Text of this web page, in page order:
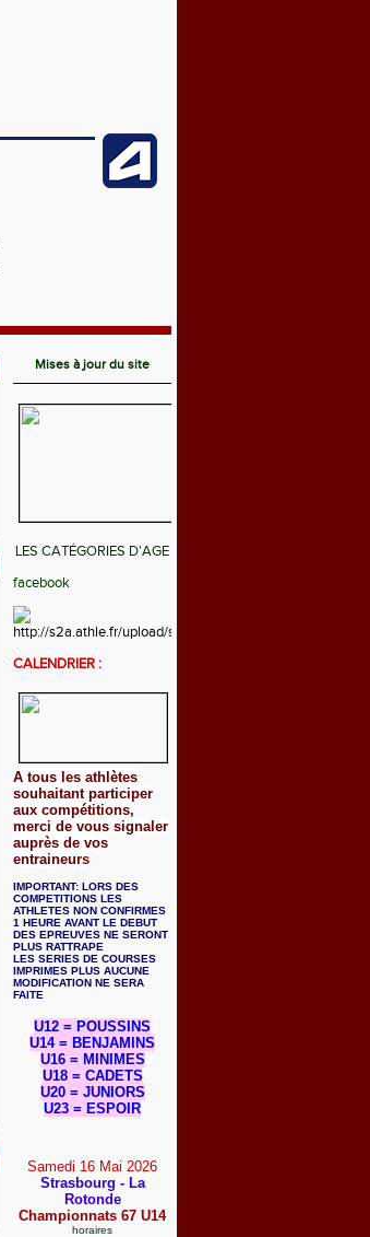
Mises à jour du site
LES CATÉGORIES D'AGE
facebook
CALENDRIER :
A tous les athlètes
souhaitant participer
aux compétitions,
merci de vous signaler
auprès de vos
entraineurs
IMPORTANT: LORS DES
COMPETITIONS LES
ATHLETES NON CONFIRMES
1 HEURE AVANT LE DEBUT
DES EPREUVES NE SERONT
PLUS RATTRAPE
LES SERIES DE COURSES
IMPRIMES PLUS AUCUNE
MODIFICATION NE SERA
FAITE
U12 = POUSSINS
U14 = BENJAMINS
U16 = MINIMES
U18 = CADETS
U20 = JUNIORS
U23 = ESPOIR
Samedi 16 Mai 2026
Strasbourg - La
Rotonde
Championnats 67 U14
horaires